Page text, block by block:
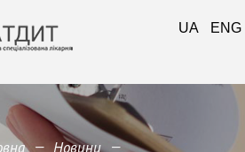
— Новини —
UA ENG